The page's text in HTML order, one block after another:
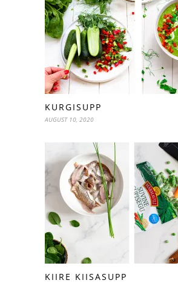
KURGISUPP
AUGUST 10, 2020
KIIRE KIISASUPP